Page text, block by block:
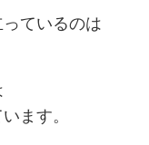
っているのは
ます。